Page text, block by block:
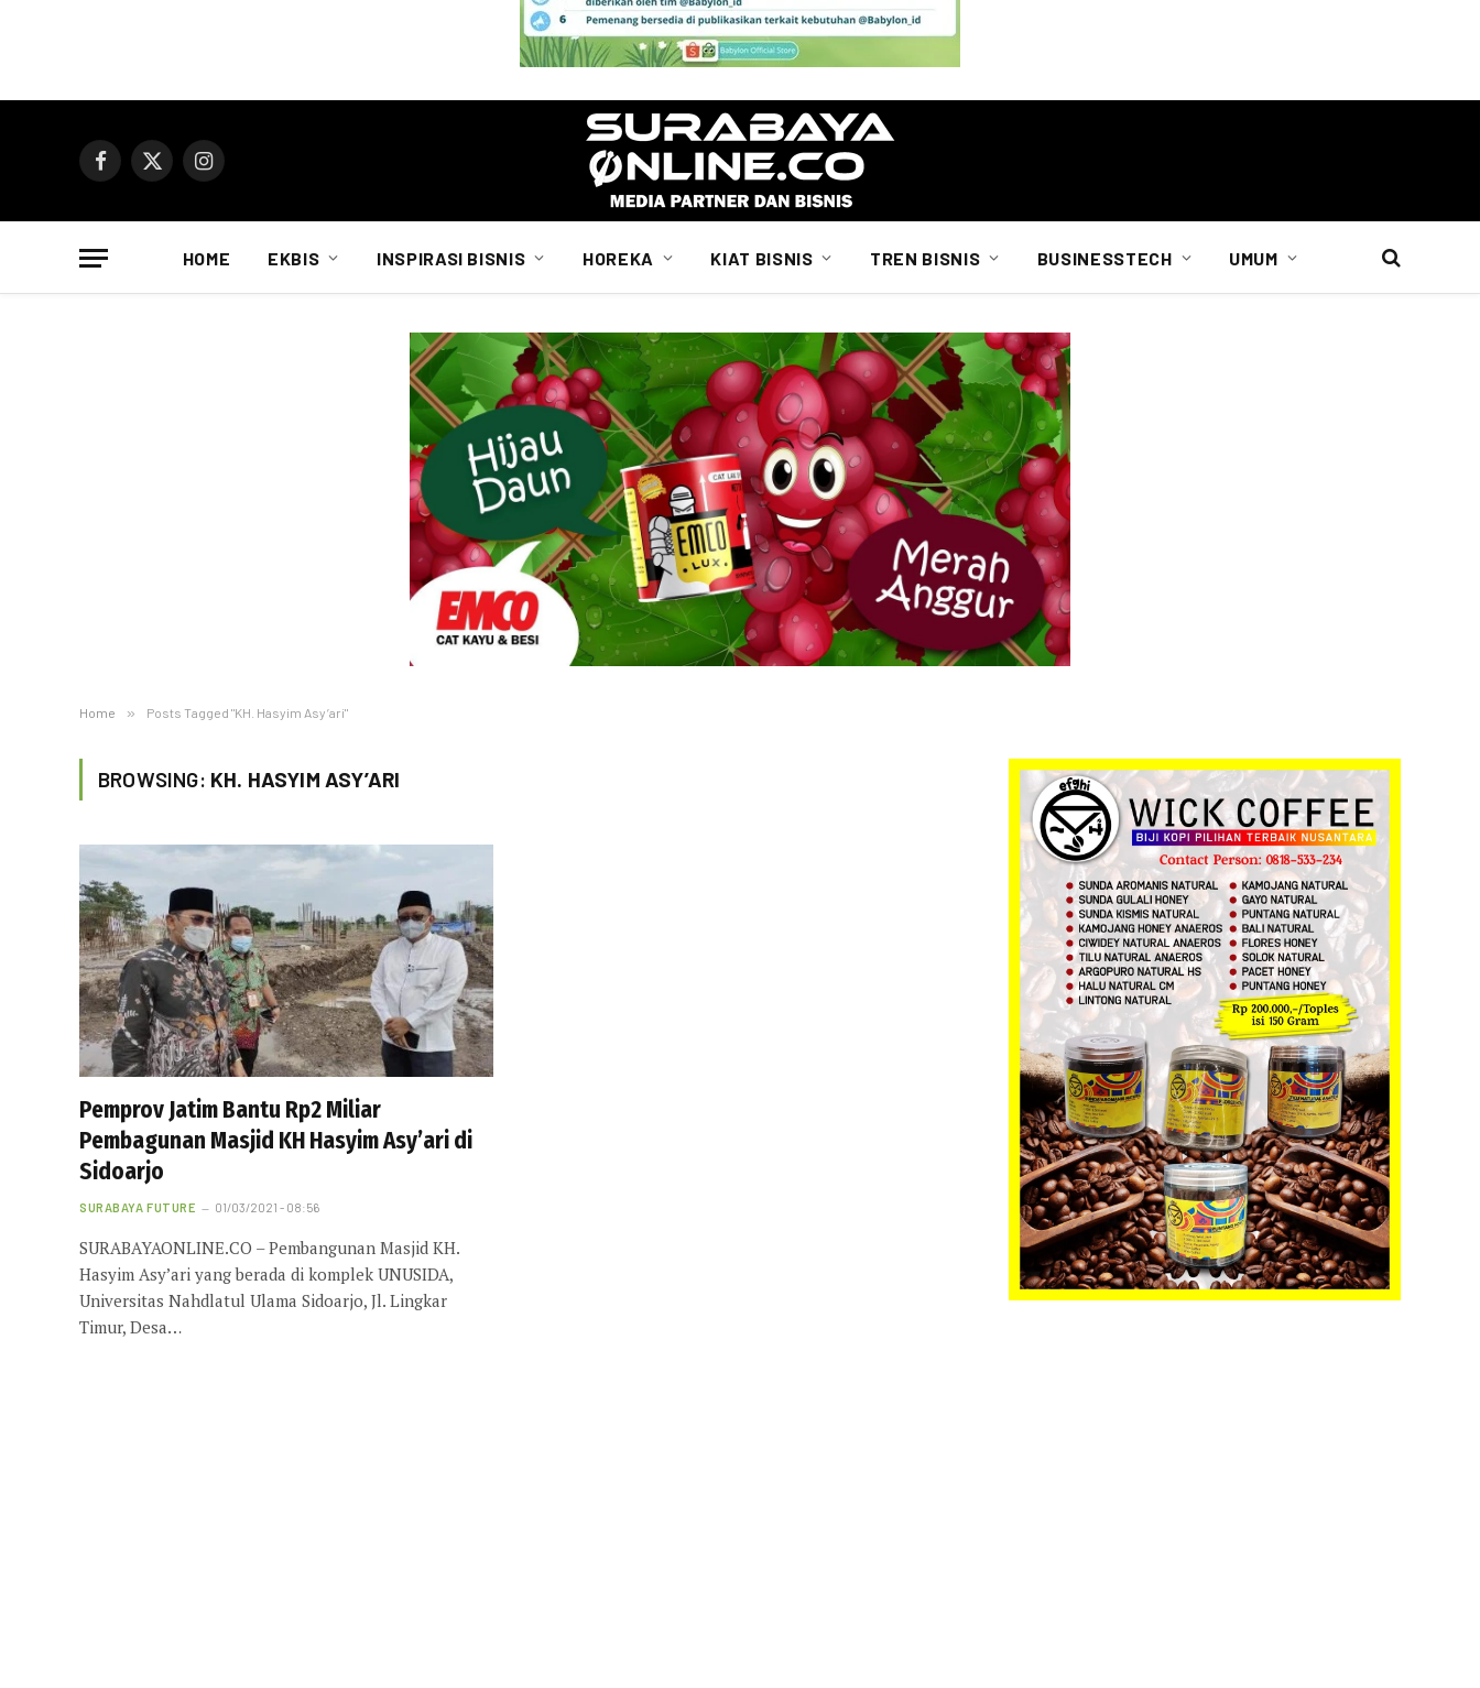
Facebook
X
Instagram
HOME EKBIS INSPIRASI BISNIS HOREKA KIAT BISNIS TREN BISNIS BUSINESSTECH UMUM
Home » Posts Tagged "KH. Hasyim Asy’ari"
BROWSING: KH. HASYIM ASY’ARI
Pemprov Jatim Bantu Rp2 Miliar
Pembagunan Masjid KH Hasyim Asy’ari di
Sidoarjo
SURABAYA FUTURE 01/03/2021 - 08:56
SURABAYAONLINE.CO – Pembangunan Masjid KH.
Hasyim Asy’ari yang berada di komplek UNUSIDA,
Universitas Nahdlatul Ulama Sidoarjo, Jl. Lingkar
Timur, Desa…